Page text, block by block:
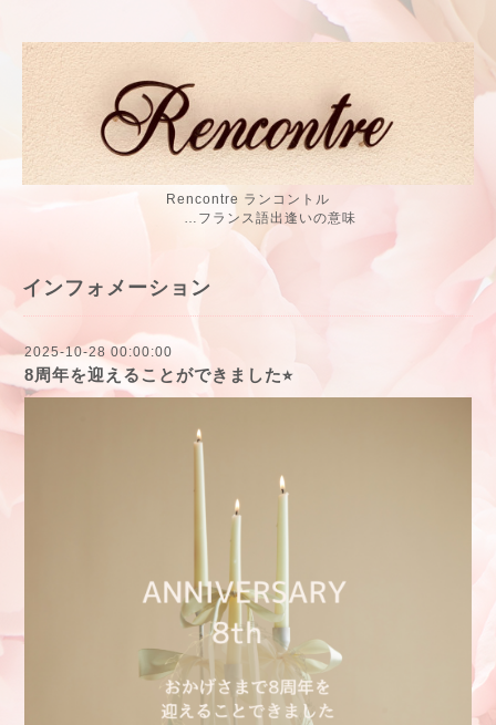
Rencontre ランコントル
…フランス語出逢いの意味
インフォメーション
2025-10-28 00:00:00
8周年を迎えることができました⭐︎